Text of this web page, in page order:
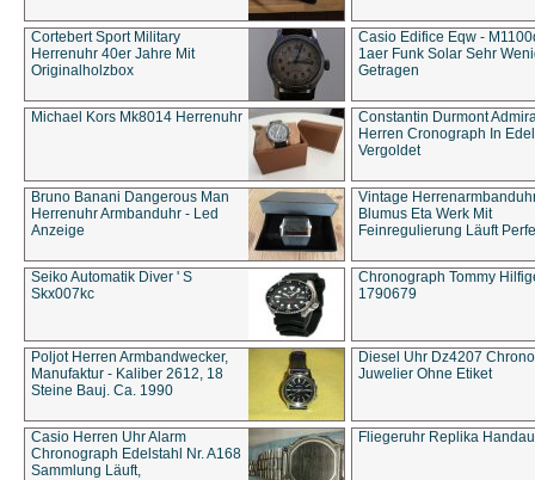
Cortebert Sport Military
Herrenuhr 40er Jahre Mit
Originalholzbox
Casio Edifice Eqw -
1aer Funk Solar Sehr
Getragen
Michael Kors Mk8014 Herrenuhr
Constantin Durmont
Herren Cronograph In
Vergoldet
Bruno Banani Dangerous Man
Herrenuhr Armbanduhr - Led
Anzeige
Vintage
Blumus Eta Werk Mit
Feinregulierung Läuft
Seiko Automatik Diver ' S
Skx007kc
Chronograph Tommy
1790679
Poljot Herren Armbandwecker,
Manufaktur - Kaliber 2612, 18
Steine Bauj. Ca. 1990
Diesel Uhr Dz4207
Juwelier Ohne Etiket
Casio Herren Uhr Alarm
Chronograph Edelstahl Nr. A168
Sammlung Läuft,
Fliegeruhr Replika